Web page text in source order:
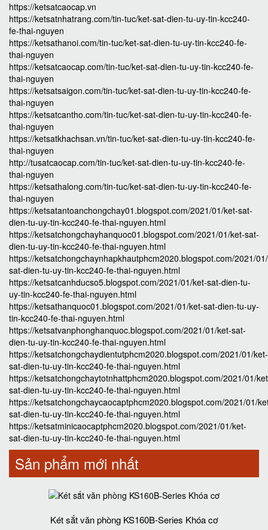
https://ketsatcaocap.vn
https://ketsatnhatrang.com/tin-tuc/ket-sat-dien-tu-uy-tin-kcc240-
fe-thai-nguyen
https://ketsathanoi.com/tin-tuc/ket-sat-dien-tu-uy-tin-kcc240-fe-
thai-nguyen
https://ketsatcaocap.com/tin-tuc/ket-sat-dien-tu-uy-tin-kcc240-fe-
thai-nguyen
https://ketsatsaigon.com/tin-tuc/ket-sat-dien-tu-uy-tin-kcc240-fe-
thai-nguyen
https://ketsatcantho.com/tin-tuc/ket-sat-dien-tu-uy-tin-kcc240-fe-
thai-nguyen
https://ketsatkhachsan.vn/tin-tuc/ket-sat-dien-tu-uy-tin-kcc240-fe-
thai-nguyen
http://tusatcaocap.com/tin-tuc/ket-sat-dien-tu-uy-tin-kcc240-fe-
thai-nguyen
https://ketsathalong.com/tin-tuc/ket-sat-dien-tu-uy-tin-kcc240-fe-
thai-nguyen
https://ketsatantoanchongchay01.blogspot.com/2021/01/ket-sat-
dien-tu-uy-tin-kcc240-fe-thai-nguyen.html
https://ketsatchongchayhanquoc01.blogspot.com/2021/01/ket-sat-
dien-tu-uy-tin-kcc240-fe-thai-nguyen.html
https://ketsatchongchaynhapkhautphcm2020.blogspot.com/2021/
sat-dien-tu-uy-tin-kcc240-fe-thai-nguyen.html
https://ketsatcanhducso5.blogspot.com/2021/01/ket-sat-dien-tu-
uy-tin-kcc240-fe-thai-nguyen.html
https://ketsathanquoc01.blogspot.com/2021/01/ket-sat-dien-tu-uy-
tin-kcc240-fe-thai-nguyen.html
https://ketsatvanphonghanquoc.blogspot.com/2021/01/ket-sat-
dien-tu-uy-tin-kcc240-fe-thai-nguyen.html
https://ketsatchongchaydientutphcm2020.blogspot.com/2021/01/ket-
sat-dien-tu-uy-tin-kcc240-fe-thai-nguyen.html
https://ketsatchongchaytotnhattphcm2020.blogspot.com/2021/01/
sat-dien-tu-uy-tin-kcc240-fe-thai-nguyen.html
https://ketsatchongchaycaocaptphcm2020.blogspot.com/2021/01/
sat-dien-tu-uy-tin-kcc240-fe-thai-nguyen.html
https://ketsatminicaocaptphcm2020.blogspot.com/2021/01/ket-
sat-dien-tu-uy-tin-kcc240-fe-thai-nguyen.html
Sản phẩm mới nhất
Két sắt văn phòng KS160B-Series Khóa cơ